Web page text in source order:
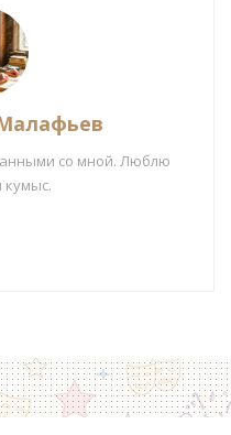
со мной. Люблю
кумыс.